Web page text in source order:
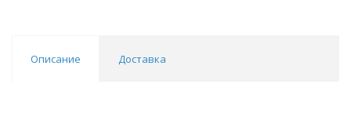
Описание Доставка